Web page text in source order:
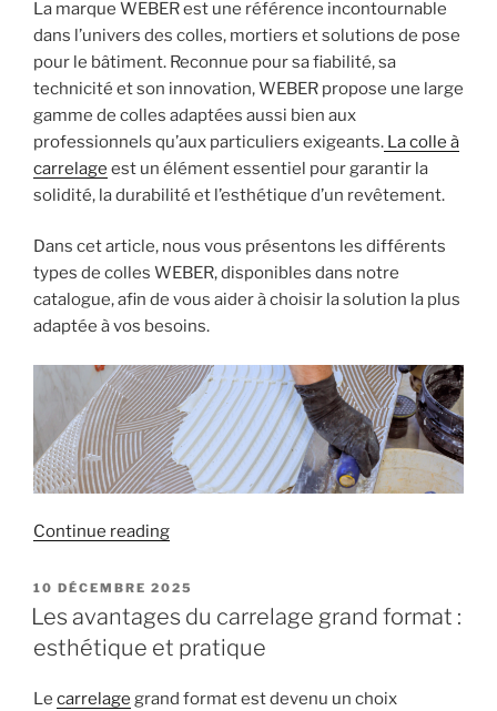
parquet
pour
votre
intérieur
? »
La marque WEBER est une référence incontournable
dans l’univers des colles, mortiers et solutions de pose
pour le bâtiment. Reconnue pour sa fiabilité, sa
technicité et son innovation, WEBER propose une large
gamme de colles adaptées aussi bien aux
professionnels qu’aux particuliers exigeants. La colle à
carrelage est un élément essentiel pour garantir la
solidité, la durabilité et l’esthétique d’un revêtement.
Dans cet article, nous vous présentons les différents
types de colles WEBER, disponibles dans notre
catalogue, afin de vous aider à choisir la solution la plus
adaptée à vos besoins.
Continue reading« Les
types
de
colle
WEBER ! »
POSTED
ON
10 DÉCEMBRE 2025
Les avantages du carrelage grand format :
esthétique et pratique
Le carrelage grand format est devenu un choix